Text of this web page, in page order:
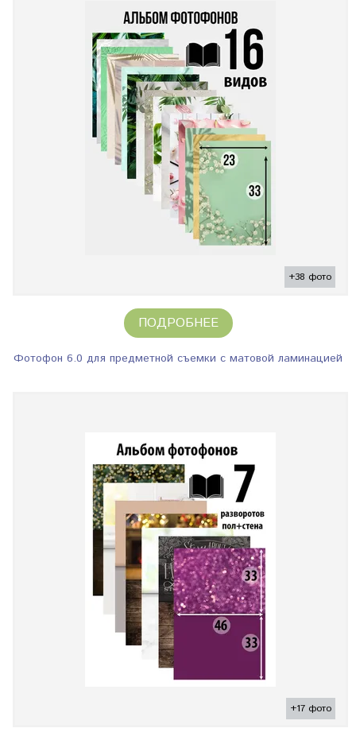
+38 фото
ПОДРОБНЕЕ
Фотофон 6.0 для предметной съемки с матовой ламинацией
+17 фото